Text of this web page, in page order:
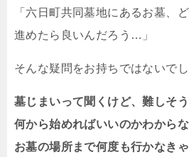
「六日町共同墓地にあるお墓、
進めたら良いんだろう…」
そんな疑問をお持ちではないで
墓じまいって聞くけど、難しそ
何から始めればいいのかわから
お墓の場所まで何度も行かなき